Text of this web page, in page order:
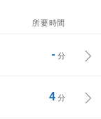
所要時間
- 分
4分